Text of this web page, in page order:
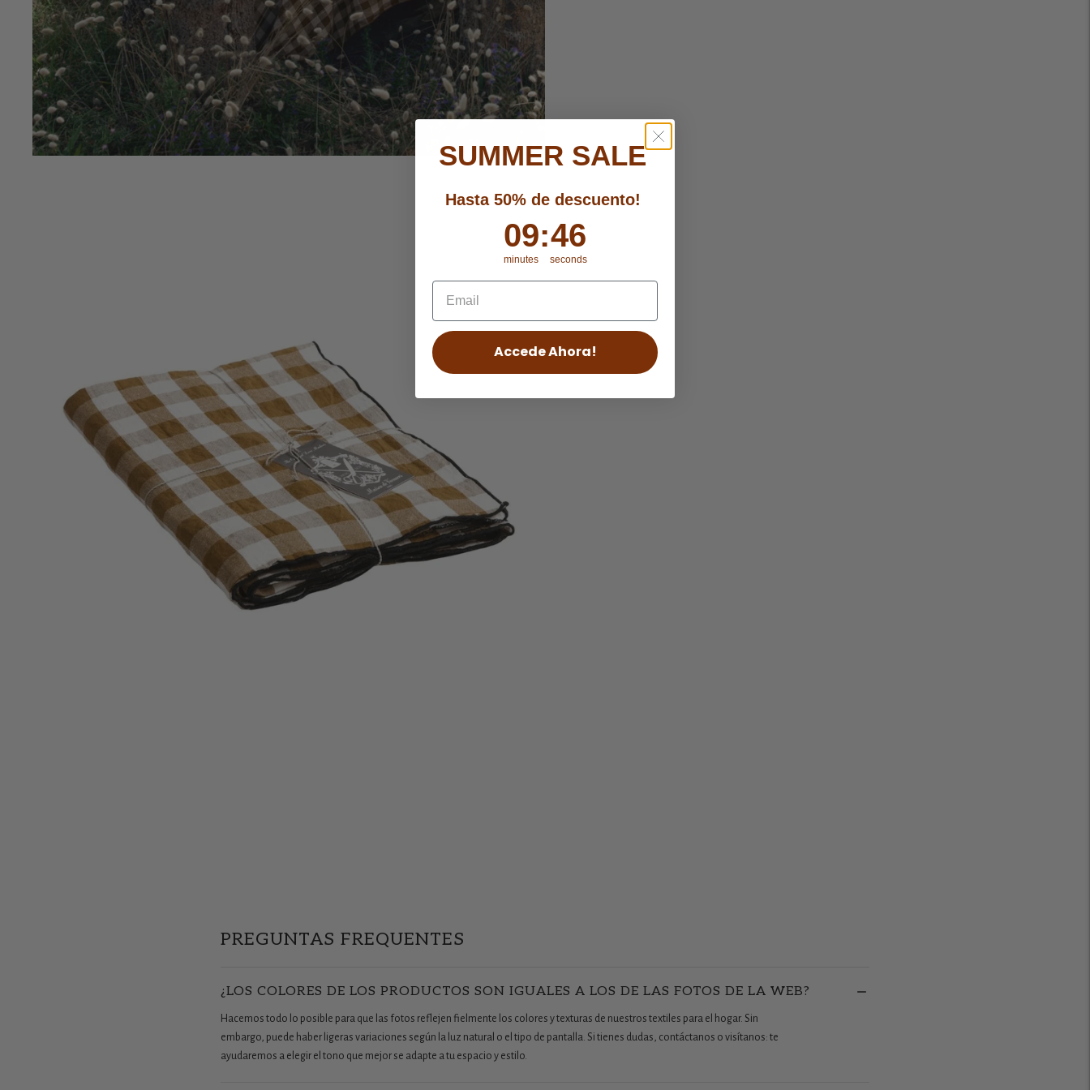
PREGUNTAS FREQUENTES
¿LOS COLORES DE LOS PRODUCTOS SON IGUALES A LOS DE LAS FOTOS DE LA WEB?
Hacemos todo lo posible para que las fotos reflejen fielmente los colores y texturas de nuestros textiles para el hogar. Sin
embargo, puede haber ligeras variaciones según la luz natural o el tipo de pantalla. Si tienes dudas, contáctanos o visítanos: te
ayudaremos a elegir el tono que mejor se adapte a tu espacio y estilo.
SUMMER SALE
Hasta 50% de descuento!
Countdown ends in:
9
09
minutes
: 45
45
seconds
Accede Ahora!